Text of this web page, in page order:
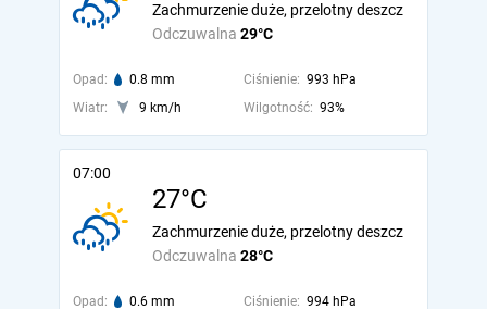
Odczuwalna 29°C
Zachmurzenie duże, przelotny deszcz
Opad: 0.8 mm Ciśnienie: 993 hPa
Wiatr:
9 km/h Wilgotność: 93%
07:00
27°C
Odczuwalna 28°C
Zachmurzenie duże, przelotny deszcz
Opad: 0.6 mm Ciśnienie: 994 hPa